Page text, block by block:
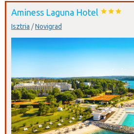
Aminess Laguna Hotel
Isztria /Novigrad